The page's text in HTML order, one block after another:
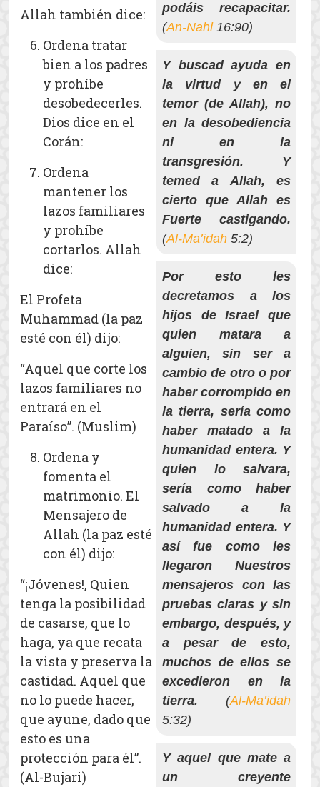
podáis recapacitar.
(An-Nahl16:90)
Y buscad ayuda en
la virtud y en el
temor (de Allah), no
en la desobediencia
ni en la
transgresión. Y
temed a Allah, es
cierto que Allah es
Fuerte castigando.
(Al-Ma’idah 5:2)
Por esto les
decretamos a los
hijos de Israel que
quien matara a
alguien, sin ser a
cambio de otro o por
haber corrompido en
la tierra, sería como
haber matado a la
humanidad entera. Y
quien lo salvara,
sería como haber
salvado a la
humanidad entera. Y
así fue como les
llegaron Nuestros
mensajeros con las
pruebas claras y sin
embargo, después, y
a pesar de esto,
muchos de ellos se
excedieron en la
tierra. (Al-Ma’idah
5:32)
Allah también dice:
Y aquel que mate a
un creyente
Ordena tratar
bien a los padres
y prohíbe
desobedecerles.
Dios dice en el
Corán:
Ordena
mantener los
lazos familiares
y prohíbe
cortarlos. Allah
dice:
El Profeta
Muhammad (la paz
esté con él) dijo:
“Aquel que corte los
lazos familiares no
entrará en el
Paraíso”. (Muslim)
Ordena y
fomenta el
matrimonio. El
Mensajero de
Allah (la paz esté
con él) dijo:
“¡Jóvenes!, Quien
tenga la posibilidad
de casarse, que lo
haga, ya que recata
la vista y preserva la
castidad. Aquel que
no lo puede hacer,
que ayune, dado que
esto es una
protección para él”.
(Al-Bujari)